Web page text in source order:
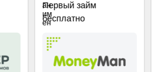
Первый займ
бесплатно